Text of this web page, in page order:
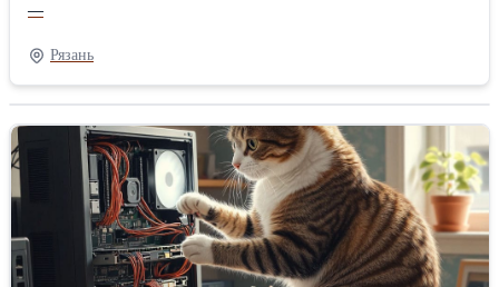
—
Рязань